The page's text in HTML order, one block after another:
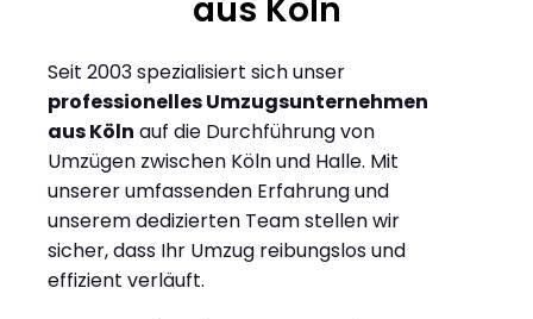
aus Köln
Seit 2003 spezialisiert sich unser
professionelles Umzugsunternehmen
aus Köln auf die Durchführung von
Umzügen zwischen Köln und Halle. Mit
unserer umfassenden Erfahrung und
unserem dedizierten Team stellen wir
sicher, dass Ihr Umzug reibungslos und
effizient verläuft.